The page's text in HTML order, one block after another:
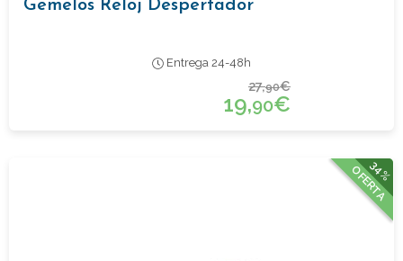
Gemelos Reloj Despertador
Entrega 24-48h
27,90€
19,90€
34%
OFERTA